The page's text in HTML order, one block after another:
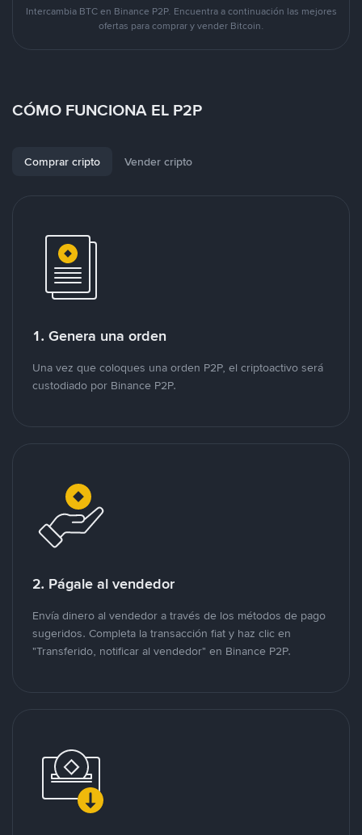
Intercambia BTC en Binance P2P. Encuentra a continuación las mejores
ofertas para comprar y vender Bitcoin.
CÓMO FUNCIONA EL P2P
Comprar cripto Vender cripto
1. Genera una orden
Una vez que coloques una orden P2P, el criptoactivo será
custodiado por Binance P2P.
2. Págale al vendedor
Envía dinero al vendedor a través de los métodos de pago
sugeridos. Completa la transacción fiat y haz clic en
"Transferido, notificar al vendedor" en Binance P2P.